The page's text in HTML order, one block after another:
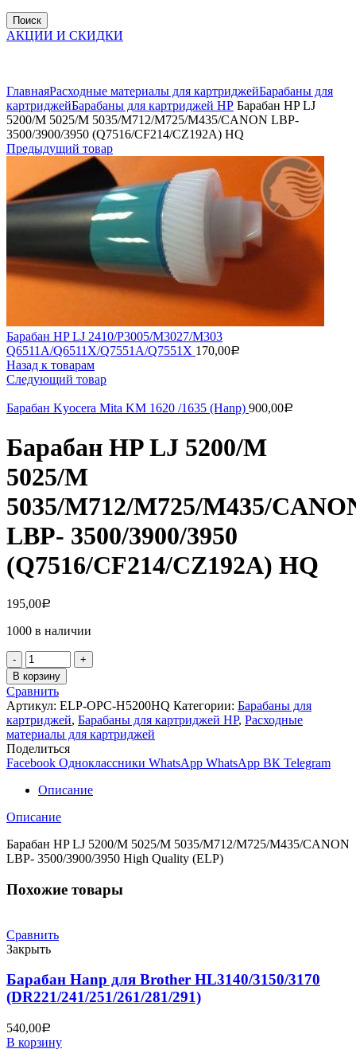
Поиск
АКЦИИ И СКИДКИ
ГлавнаяРасходные материалы для картриджейБарабаны для
картриджейБарабаны для картриджей НР Барабан HP LJ
5200/M 5025/M 5035/M712/M725/M435/CANON LBP-
3500/3900/3950 (Q7516/CF214/CZ192A) HQ
Предыдущий товар
Барабан HP LJ 2410/P3005/M3027/M303
Q6511A/Q6511X/Q7551A/Q7551X 170,00Р
Назад к товарам
Следующий товар
Барабан Kyocera Mita KM 1620 /1635 (Hanp) 900,00Р
Барабан HP LJ 5200/M
5025/M
5035/M712/M725/M435/
LBP- 3500/3900/3950
(Q7516/CF214/CZ192A) HQ
195,00Р
1000 в наличии
Количество
товара
Барабан
HP
LJ
5200/M
5025/M
5035/M712/M725/M435/CANON
LBP-
3500/3900/3950
(Q7516/CF214/CZ192A)
HQ
В корзину
Сравнить
Артикул: ELP-OPC-H5200HQ Категории: Барабаны для
картриджей, Барабаны для картриджей НР, Расходные
материалы для картриджей
Поделиться
Facebook Одноклассники WhatsApp WhatsApp ВК Telegram
Описание
Описание
Барабан HP LJ 5200/M 5025/M 5035/M712/M725/M435/CANON
LBP- 3500/3900/3950 High Quality (ELP)
Похожие товары
Сравнить
Закрыть
Барабан Hanp для Brother HL3140/3150/3170
(DR221/241/251/261/281/291)
540,00Р
В корзину